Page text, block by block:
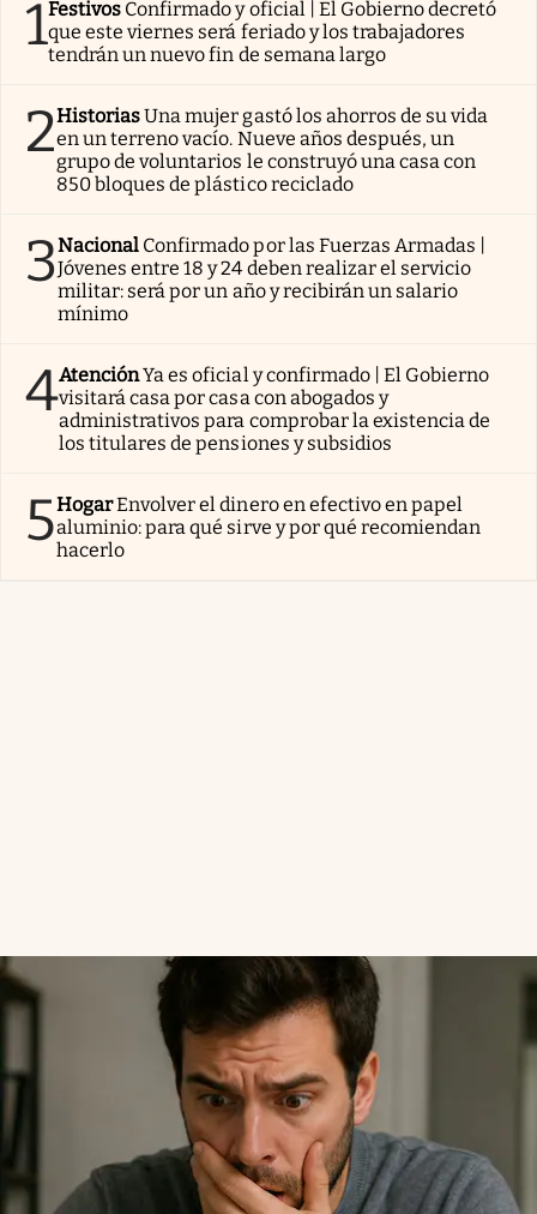
1Festivos Confirmado y oficial | El Gobierno decretó
que este viernes será feriado y los trabajadores
tendrán un nuevo fin de semana largo
2HistoriasUna mujer gastó los ahorros de su vida
en un terreno vacío. Nueve años después, un
grupo de voluntarios le construyó una casa con
850 bloques de plástico reciclado
3Nacional Confirmado por las Fuerzas Armadas |
Jóvenes entre 18 y 24 deben realizar el servicio
militar: será por un año y recibirán un salario
mínimo
4AtenciónYa es oficial y confirmado | El Gobierno
visitará casa por casa con abogados y
administrativos para comprobar la existencia de
los titulares de pensiones y subsidios
5HogarEnvolver el dinero en efectivo en papel
aluminio: para qué sirve y por qué recomiendan
hacerlo